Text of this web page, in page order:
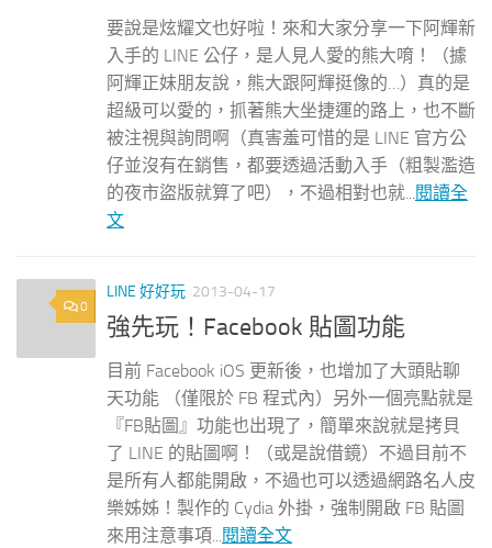
要說是炫耀文也好啦！來和大家分享一下阿輝新
入手的 LINE 公仔，是人見人愛的熊大唷！（據
阿輝正妹朋友說，熊大跟阿輝挺像的…）真的是
超級可以愛的，抓著熊大坐捷運的路上，也不斷
被注視與詢問啊（真害羞可惜的是 LINE 官方公
仔並沒有在銷售，都要透過活動入手（粗製濫造
的夜市盜版就算了吧），不過相對也就... 閱讀全
文
0
LINE 好好玩 2013-04-17
強先玩！Facebook 貼圖功能
目前 Facebook iOS 更新後，也增加了大頭貼聊
天功能 （僅限於 FB 程式內）另外一個亮點就是
『FB貼圖』功能也出現了，簡單來說就是拷貝
了 LINE 的貼圖啊！（或是說借鏡）不過目前不
是所有人都能開啟，不過也可以透過網路名人皮
樂姊姊！製作的 Cydia 外掛，強制開啟 FB 貼圖
來用注意事項... 閱讀全文